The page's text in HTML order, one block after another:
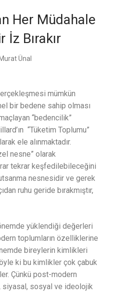
Her Müdahale
İz Bırakır
Ünal
mümkün
bir bedene sahip olması
“bedencilik”
“Tüketim Toplumu”
ele alınmaktadır.
nesne” olarak
tekrar keşfedilebileceğini
nesnesidir ve gerek
ruhu geride bırakmıştır,
yüklendiği değerleri
toplumların özelliklerine
bireylerin kimlikleri
ki bu kimlikler çok çabuk
Çünkü post-modern
sosyal ve ideolojik